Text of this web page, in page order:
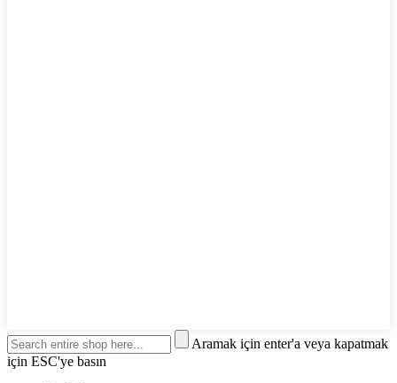
Aramak için enter'a veya kapatmak
için ESC'ye basın